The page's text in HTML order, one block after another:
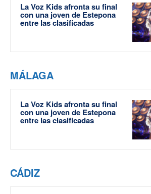
La Voz Kids afronta su final
con una joven de Estepona
entre las clasificadas
MÁLAGA
La Voz Kids afronta su final
con una joven de Estepona
entre las clasificadas
CÁDIZ